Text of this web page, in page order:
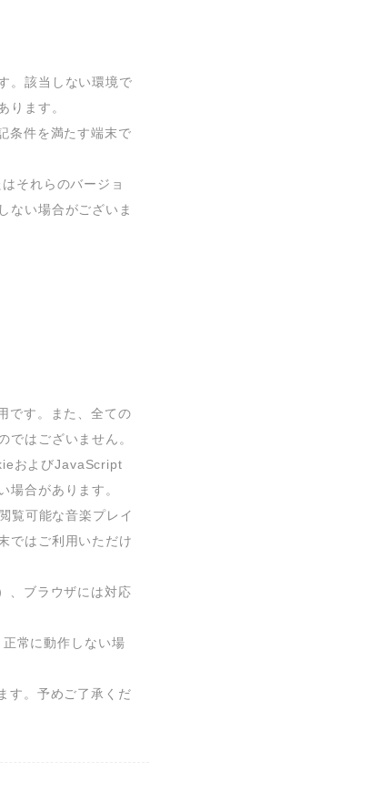
。該当しない環境で
ります。
条件を満たす端末で
それらのバージョ
ない場合がございま
です。また、全ての
ではございません。
およびJavaScript
場合があります。
覧可能な音楽プレイ
ではご利用いただけ
、ブラウザには対応
常に動作しない場
す。予めご了承くだ